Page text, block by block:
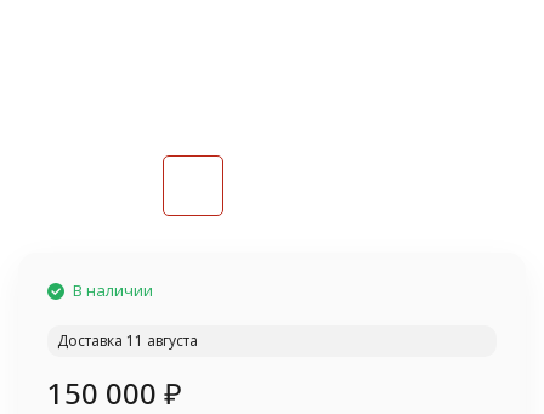
В наличии
Доставка 11 августа
150 000 ₽